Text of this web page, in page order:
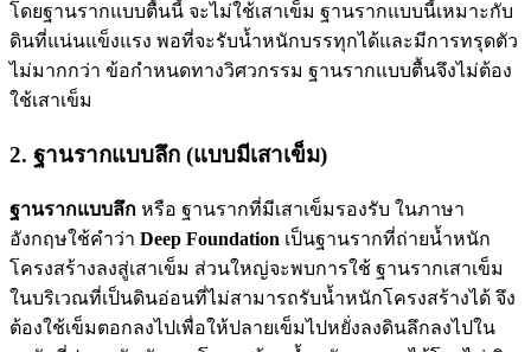
โดยฐานรากแบบตื้นนี้ จะไม่ใช้เสาเข็ม ฐานรากแบบนี้เหมาะกับ
ดินที่แน่นแข็งแรง พอที่จะรับน้ำหนักบรรทุกได้และมีการทรุดตัว
ไม่มากกว่า ข้อกำหนดทางวิศวกรรม ฐานรากแบบตื้นจึงไม่ต้อง
ใช้เสาเข็ม
2. ฐานรากแบบลึก (แบบมีเสาเข็ม)
ฐานรากแบบลึก หรือ ฐานรากที่มีเสาเข็มรองรับ ในภาษา
อังกฤษใช้คำว่า Deep Foundation เป็นฐานรากที่ถ่ายน้ำหนัก
โครงสร้างลงสู่เสาเข็ม ส่วนใหญ่จะพบการใช้ ฐานรากเสาเข็ม
ในบริเวณที่เป็นดินอ่อนที่ไม่สามารถรับน้ำหนักโครงสร้างได้ จึง
ต้องใช้เข็มตอกลงไปเพื่อให้ปลายเข็มไปหยั่งลงดินลึกลงไปใน